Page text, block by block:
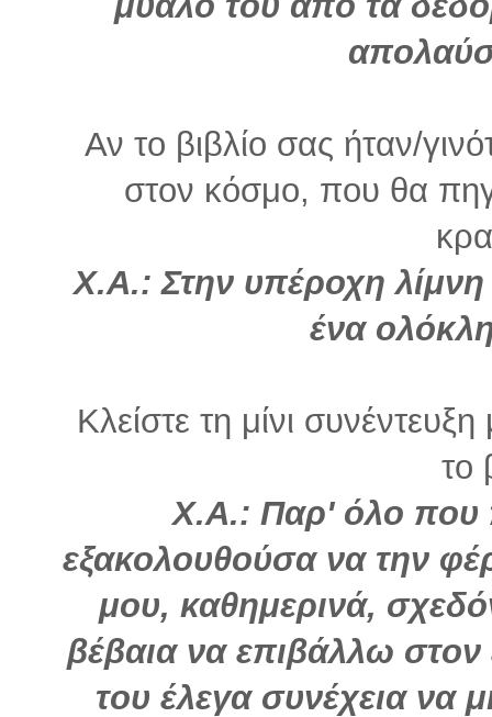
Αν το βιβλίο σας ήταν/
στον κόσμο, που θα
Χ.Α.: Στην υπέροχη
ένα
Κλείστε τη μίνι
το
Χ.Α.: Παρ' όλο που
εξακολουθούσα να την
μου, καθημερινά,
βέβαια να επιβάλλω στον
του έλεγα συνέχεια να